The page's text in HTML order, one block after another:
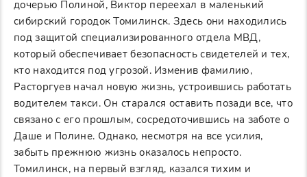
дочерью Полиной, Виктор переехал в маленький
сибирский городок Томилинск. Здесь они находились
под защитой специализированного отдела МВД,
который обеспечивает безопасность свидетелей и тех,
кто находится под угрозой. Изменив фамилию,
Расторгуев начал новую жизнь, устроившись работать
водителем такси. Он старался оставить позади все, что
связано с его прошлым, сосредоточившись на заботе о
Даше и Полине. Однако, несмотря на все усилия,
забыть прежнюю жизнь оказалось непросто.
Томилинск, на первый взгляд, казался тихим и